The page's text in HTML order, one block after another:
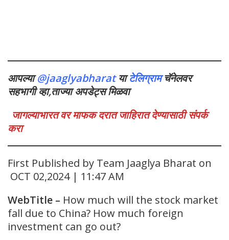
आपल्या@jaaglyabharatयाटेलिग्रामचॅनेलवर
सहभागी व्हा,ताज्या अपडेट्स मिळवा
जागल्याभारत वर माफक दरात जाहिरात देण्यासाठी संपर्क
करा
First Published by Team Jaaglya Bharat on
OCT 02,2024 | 11:47 AM
WebTitle – How much will the stock market
fall due to China? How much foreign
investment can go out?